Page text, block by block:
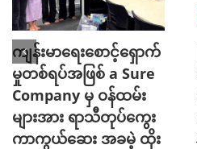
ကျန်းမာရေးစောင့်ရှောက်
မှုတစ်ရပ်အဖြစ် a Sure
Company မှ ဝန်ထမ်း
များအား ရာသီတုပ်ကွေး
ကာကွယ်ဆေး အခမဲ့ ထိုး